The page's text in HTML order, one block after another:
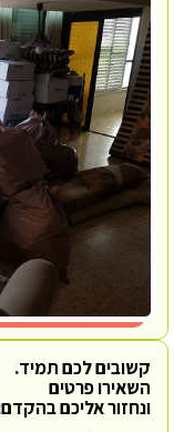
קשובים לכם תמיד.
השאירו פרטים
ונחזור אליכם